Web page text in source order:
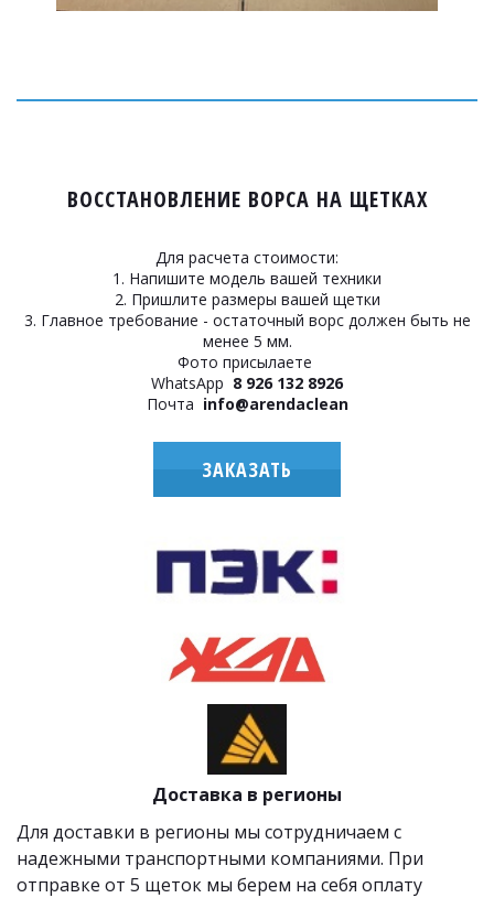
ВОССТАНОВЛЕНИЕ ВОРСА НА ЩЕТКАХ
Для расчета стоимости:
1. Напишите модель вашей техники
2. Пришлите размеры вашей щетки
3. Главное требование - остаточный ворс должен быть не
менее 5 мм.
Фото присылаете
WhatsApp 8 926 132 8926
Почта info@arendaclean
ЗАКАЗАТЬ
Доставка в регионы
Для доставки в регионы мы сотрудничаем с
надежными транспортными компаниями. При
отправке от 5 щеток мы берем на себя оплату